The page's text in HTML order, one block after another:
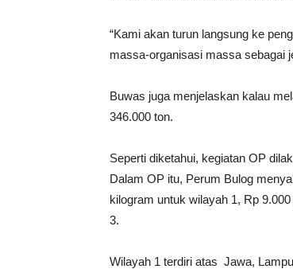
“Kami akan turun langsung ke
massa-organisasi massa sebagai
Buwas juga menjelaskan kalau
346.000 ton.
Seperti diketahui, kegiatan OP
Dalam OP itu, Perum Bulog
kilogram untuk wilayah 1, Rp
3.
Wilayah 1 terdiri atas Jawa,